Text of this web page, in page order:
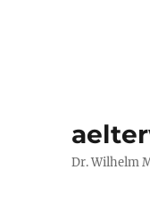
Dr. Wilhelm